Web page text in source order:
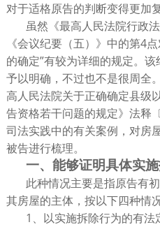
对于适格原告的判断变得更加复
虽然《最高人民法院行政
《会议纪要（五）》中的第4
的确定”有较为详细的规定。
予以明确，不过也不是很周全
高人民法院关于正确确定县级
告资格若干问题的规定》法释
司法实践中的有关案例，对房
被告进行梳理。
一、 能够证明具体实
此种情况主要是指原告有
其房屋的主体，按以下四种情
1、以实施拆除行为的有